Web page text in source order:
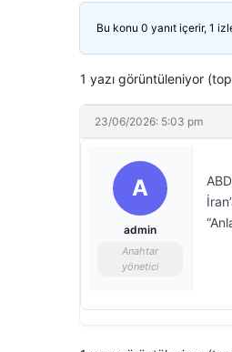
Bu konu 0 yanıt içerir, 1
1 yazı görüntüleniyor
23/06/2026: 5:03 pm
A
admin
Anahtar
yönetici